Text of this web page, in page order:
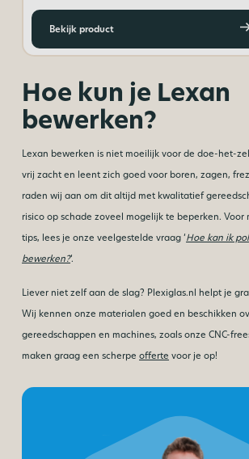
Bekijk product
Hoe kun je Lexan
bewerken?
Lexan bewerken is niet moeilijk voor de doe-het-
vrij zacht en leent zich goed voor boren, zagen,
raden wij aan om dit altijd met kwalitatief
risico op schade zoveel mogelijk te beperken. Voor
tips, lees je onze veelgestelde vraag ‘Hoe kan ik
bewerken?‘.
Liever niet zelf aan de slag? Plexiglas.nl helpt je
Wij kennen onze materialen goed en beschikken
gereedschappen en machines, zoals onze CNC-
maken graag een scherpeofferte voor je op!